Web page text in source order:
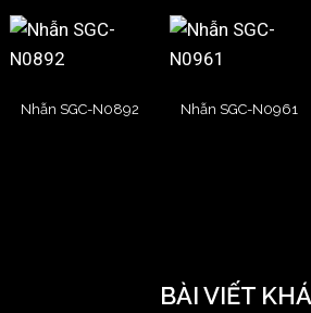
Nhẫn SGC-N0892 Nhẫn SGC-N0961
BÀI VIẾT